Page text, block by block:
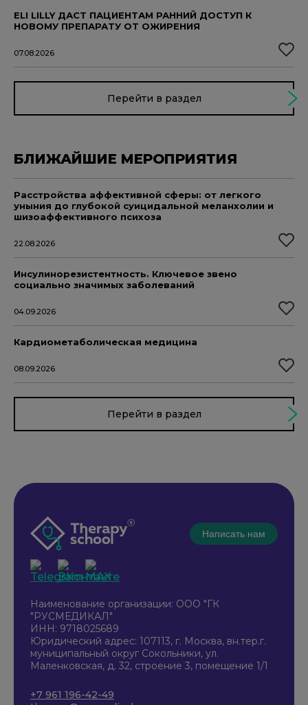
ELI LILLY ДАСТ ПАЦИЕНТАМ РАННИЙ ДОСТУП К
НОВОМУ ПРЕПАРАТУ ОТ ОЖИРЕНИЯ
07.08.2026
Перейти в раздел
БЛИЖАЙШИЕ МЕРОПРИЯТИЯ
Расстройства аффективной сферы: от легкого
уныния до глубокой суицидальной меланхолии и
шизоаффективного психоза
22.08.2026
Инсулинорезистентность. Ключевое звено
социально значимых заболеваний
04.09.2026
Кардиометаболическая медицина
08.09.2026
Перейти в раздел
Написать нам
Наименование организации: ООО "ГК
"РУСМЕДИКАЛ"
ИНН: 9718025689
Юридический адрес: 107113, г. Москва, вн.тер.г.
муниципальный округ Сокольники, ул.
Маленковская, д. 32, строение 3, помещение 1/1
+7 961 196-42-49